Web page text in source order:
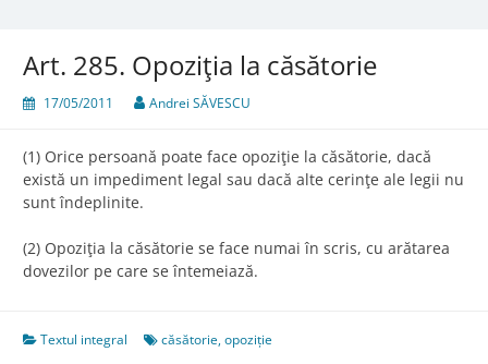
Art. 285. Opoziţia la căsătorie
17/05/2011 Andrei SĂVESCU
(1) Orice persoană poate face opoziţie la căsătorie, dacă
există un impediment legal sau dacă alte cerinţe ale legii nu
sunt îndeplinite.
(2) Opoziţia la căsătorie se face numai în scris, cu arătarea
dovezilor pe care se întemeiază.
Textul integral căsătorie,opoziție